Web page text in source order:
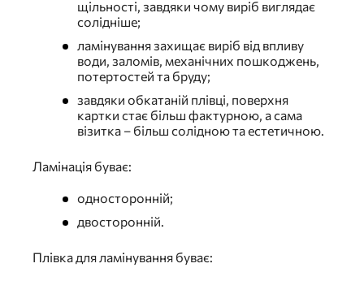
щільності, завдяки чому виріб виглядає
солідніше;
ламінування захищає виріб від впливу
води, заломів, механічних пошкоджень,
потертостей та бруду;
завдяки обкатаній плівці, поверхня
картки стає більш фактурною, а сама
візитка – більш солідною та естетичною.
Ламінація буває:
односторонній;
двосторонній.
Плівка для ламінування буває: